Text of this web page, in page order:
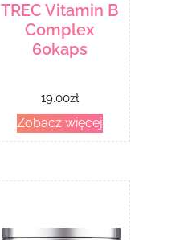
TREC Vitamin B
Complex
60kaps
19.00zł
Zobacz więcej